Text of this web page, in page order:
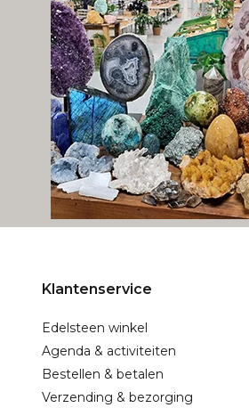
Klantenservice
Edelsteen winkel
Agenda & activiteiten
Bestellen & betalen
Verzending & bezorging